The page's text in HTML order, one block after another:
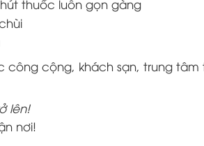
thuốc luôn gọn gàng
công cộng, khách sạn, trung tâm
lên!
nơi!